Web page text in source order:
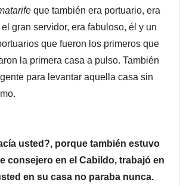
que también era portuario, era
gran servidor, era fabuloso, él y un
que fueron los primeros que
la primera casa a pulso. También
para levantar aquella casa sin
usted?, porque también estuvo
consejero en el Cabildo, trabajó en
en su casa no paraba nunca.